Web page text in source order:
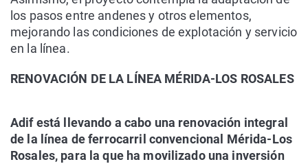
los pasos entre andenes y otros elementos,
mejorando las condiciones de explotación y servicio
en la línea.
RENOVACIÓN DE LA LÍNEA MÉRIDA-LOS ROSALES
Adif está llevando a cabo una renovación integral
de la línea de ferrocarril convencional Mérida-Los
Rosales, para la que ha movilizado una inversión